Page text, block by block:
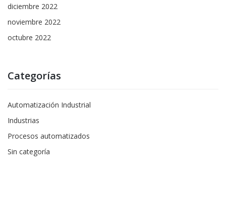
diciembre 2022
noviembre 2022
octubre 2022
Categorías
Automatización Industrial
Industrias
Procesos automatizados
Sin categoría